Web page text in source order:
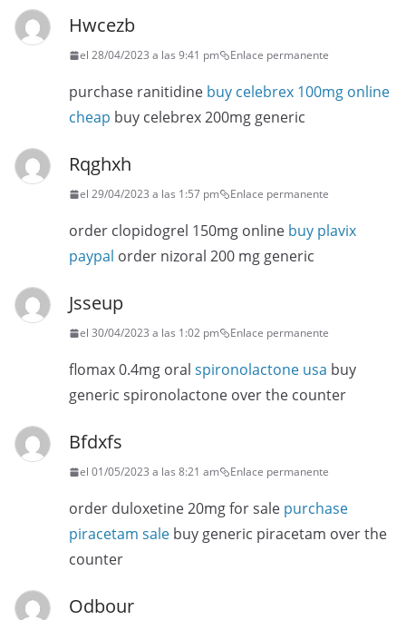
Hwcezb
el 28/04/2023 a las 9:41 pm Enlace permanente
purchase ranitidine buy celebrex 100mg online
cheap buy celebrex 200mg generic
Rqghxh
el 29/04/2023 a las 1:57 pm Enlace permanente
order clopidogrel 150mg online buy plavix
paypal order nizoral 200 mg generic
Jsseup
el 30/04/2023 a las 1:02 pm Enlace permanente
flomax 0.4mg oral spironolactone usa buy
generic spironolactone over the counter
Bfdxfs
el 01/05/2023 a las 8:21 am Enlace permanente
order duloxetine 20mg for sale purchase
piracetam sale buy generic piracetam over the
counter
Odbour